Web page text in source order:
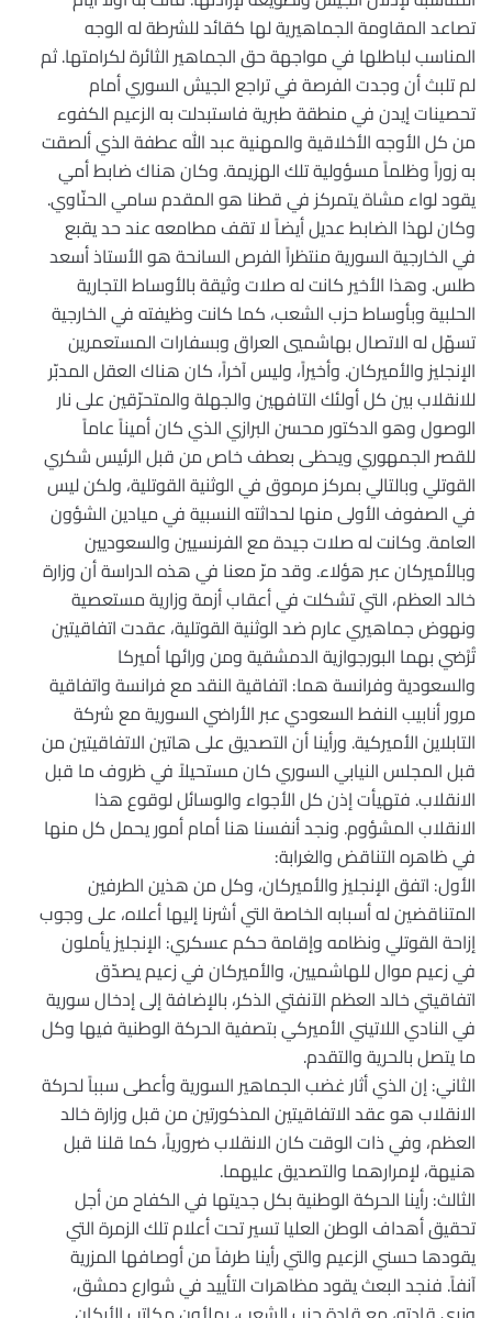
تصاعد المقاومة الجماهيرية لها كقائد للشرطة له الوجه
المناسب لباطلها في مواجهة حق الجماهير الثائرة لكرامتها. ثم
لم تلبث أن وجدت الفرصة في تراجع الجيش السوري أمام
تحصينات إيدن في منطقة طبرية فاستبدلت به الزعيم الكفوء
من كل الأوجه الأخلاقية والمهنية عبد الله عطفة الذي ألصقت
به زوراً وظلماً مسؤولية تلك الهزيمة. وكان هناك ضابط أمي
يقود لواء مشاة يتمركز في قطنا هو المقدم سامي الحنّاوي.
وكان لهذا الضابط عديل أيضاً لا تقف مطامعه عند حد يقبع
في الخارجية السورية منتظراً الفرص السانحة هو الأستاذ أسعد
طلس. وهذا الأخير كانت له صلات وثيقة بالأوساط التجارية
الحلبية وبأوساط حزب الشعب، كما كانت وظيفته في الخارجية
تسهّل له الاتصال بهاشميي العراق وبسفارات المستعمرين
الإنجليز والأميركان. وأخيراً، وليس آخراً، كان هناك العقل المدبّر
للانقلاب بين كل أولئك التافهين والجهلة والمتحرّقين على نار
الوصول وهو الدكتور محسن البرازي الذي كان أميناً عاماً
للقصر الجمهوري ويحظى بعطف خاص من قبل الرئيس شكري
القوتلي وبالتالي بمركز مرموق في الوثنية القوتلية، ولكن ليس
في الصفوف الأولى منها لحداثته النسبية في ميادين الشؤون
العامة. وكانت له صلات جيدة مع الفرنسيين والسعوديين
وبالأميركان عبر هؤلاء. وقد مرّ معنا في هذه الدراسة أن وزارة
خالد العظم، التي تشكلت في أعقاب أزمة وزارية مستعصية
ونهوض جماهيري عارم ضد الوثنية القوتلية، عقدت اتفاقيتين
تُرْضي بهما البورجوازية الدمشقية ومن ورائها أميركا
والسعودية وفرانسة هما: اتفاقية النقد مع فرانسة واتفاقية
مرور أنابيب النفط السعودي عبر الأراضي السورية مع شركة
التابلاين الأميركية. ورأينا أن التصديق على هاتين الاتفاقيتين من
قبل المجلس النيابي السوري كان مستحيلاً في ظروف ما قبل
الانقلاب. فتهيأت إذن كل الأجواء والوسائل لوقوع هذا
الانقلاب المشؤوم. ونجد أنفسنا هنا أمام أمور يحمل كل منها
في ظاهره التناقض والغرابة:
الأول: اتفق الإنجليز والأميركان، وكل من هذين الطرفين
المتناقضين له أسبابه الخاصة التي أشرنا إليها أعلاه، على وجوب
إزاحة القوتلي ونظامه وإقامة حكم عسكري: الإنجليز يأملون
في زعيم موال للهاشميين، والأميركان في زعيم يصدّق
اتفاقيتي خالد العظم الآنفتي الذكر، بالإضافة إلى إدخال سورية
في النادي اللاتيني الأميركي بتصفية الحركة الوطنية فيها وكل
ما يتصل بالحرية والتقدم.
الثاني: إن الذي أثار غضب الجماهير السورية وأعطى سبباً لحركة
الانقلاب هو عقد الاتفاقيتين المذكورتين من قبل وزارة خالد
العظم، وفي ذات الوقت كان الانقلاب ضرورياً، كما قلنا قبل
هنيهة، لإمرارهما والتصديق عليهما.
الثالث: رأينا الحركة الوطنية بكل جديتها في الكفاح من أجل
تحقيق أهداف الوطن العليا تسير تحت أعلام تلك الزمرة التي
يقودها حسني الزعيم والتي رأينا طرفاً من أوصافها المزرية
آنفاً. فنجد البعث يقود مظاهرات التأييد في شوارع دمشق،